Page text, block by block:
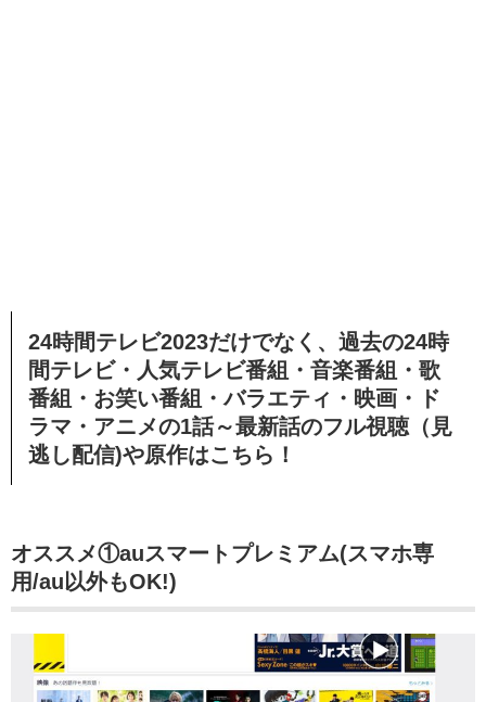
24時間テレビ2023だけでなく、過去の24時
間テレビ・人気テレビ番組・音楽番組・歌
番組・お笑い番組・バラエティ・映画・ド
ラマ・アニメの1話～最新話のフル視聴（見
逃し配信)や原作はこちら！
オススメ①auスマートプレミアム(スマホ専
用/au以外もOK!)